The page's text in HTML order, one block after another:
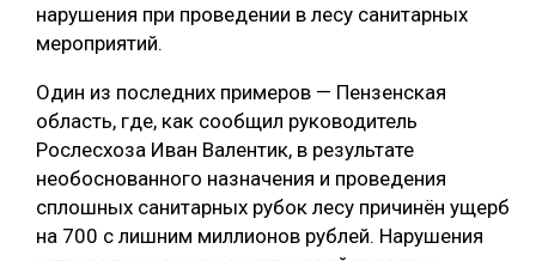
нарушения при проведении в лесу санитарных
мероприятий.
Один из последних примеров — Пензенская
область, где, как сообщил руководитель
Рослесхоза Иван Валентик, в результате
необоснованного назначения и проведения
сплошных санитарных рубок лесу причинён ущерб
на 700 с лишним миллионов рублей. Нарушения